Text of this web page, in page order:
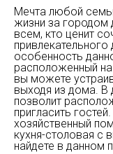
Мечта любой
жизни за городом
всем, кто ценит
привлекательного
особенность
расположенный
вы можете
выходя из дома. В
позволит
пригласить
хозяйственный
кухня-столовая с
найдете в данном